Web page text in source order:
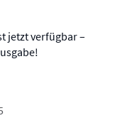
jetzt verfügbar –